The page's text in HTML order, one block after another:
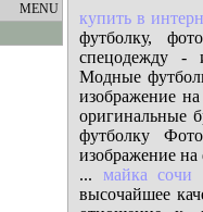
MENU
купить в
футболку,
спецодежду -
Модные
изображение
оригинальные
футболку
изображение на
... майка сочи
высочайшее